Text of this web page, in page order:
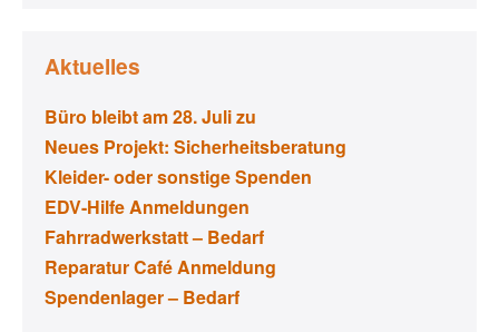
Aktuelles
Büro bleibt am 28. Juli zu
Neues Projekt: Sicherheitsberatung
Kleider- oder sonstige Spenden
EDV-Hilfe Anmeldungen
Fahrradwerkstatt – Bedarf
Reparatur Café Anmeldung
Spendenlager – Bedarf